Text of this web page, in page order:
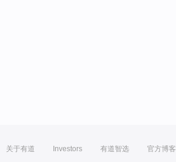
关于有道 Investors 有道智选 官方博客